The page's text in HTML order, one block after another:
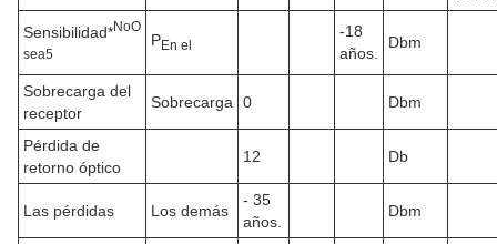
Sensibilidad*NoO
sea5
PEn el
-18
años.
Dbm
Sobrecarga del
receptor
Sobrecarga 0 Dbm
Pérdida de
retorno óptico
12 Db
Las pérdidas Los demás
- 35
años.
Dbm